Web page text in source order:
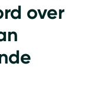
over